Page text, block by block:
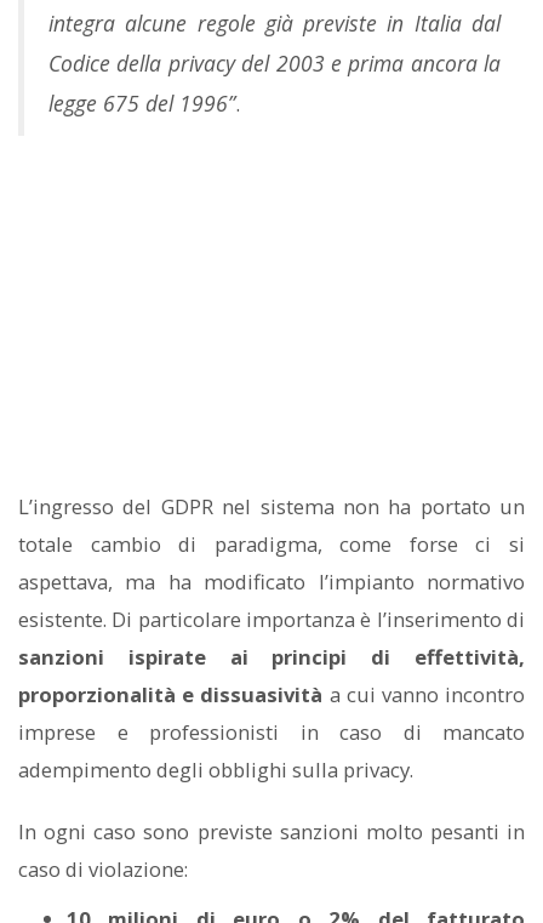
integra alcune regole già previste in Italia dal
Codice della privacy del 2003 e prima ancora la
legge 675 del 1996”.
L’ingresso del GDPR nel sistema non ha portato un
totale cambio di paradigma, come forse ci si
aspettava, ma ha modificato l’impianto normativo
esistente. Di particolare importanza è l’inserimento di
sanzioni ispirate ai principi di effettività,
proporzionalità e dissuasività a cui vanno incontro
imprese e professionisti in caso di mancato
adempimento degli obblighi sulla privacy.
In ogni caso sono previste sanzioni molto pesanti in
caso di violazione: